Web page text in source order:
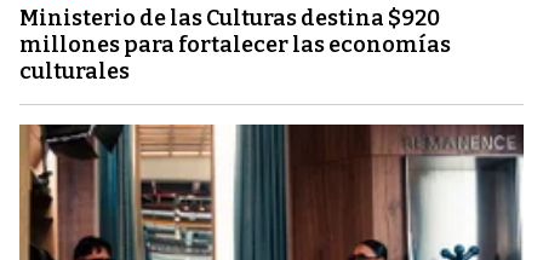
Ministerio de las Culturas destina $920
millones para fortalecer las economías
culturales